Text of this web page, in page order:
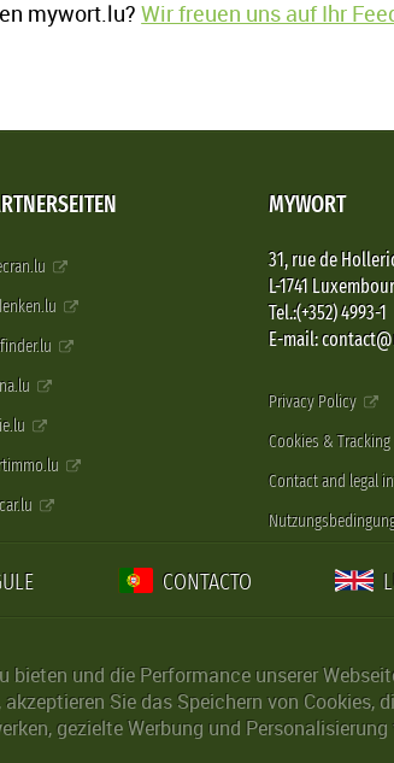
mywort.lu?Wir freuen uns auf Ihr
MYWORT
31, rue de
L-1741
Tel.:(+352) 4993-1
E-mail:
Privacy Policy
Cookies & Tracking
Contact and legal
CONTACTO
und die Performance unserer
Sie das Speichern von
gezielte Werbung und